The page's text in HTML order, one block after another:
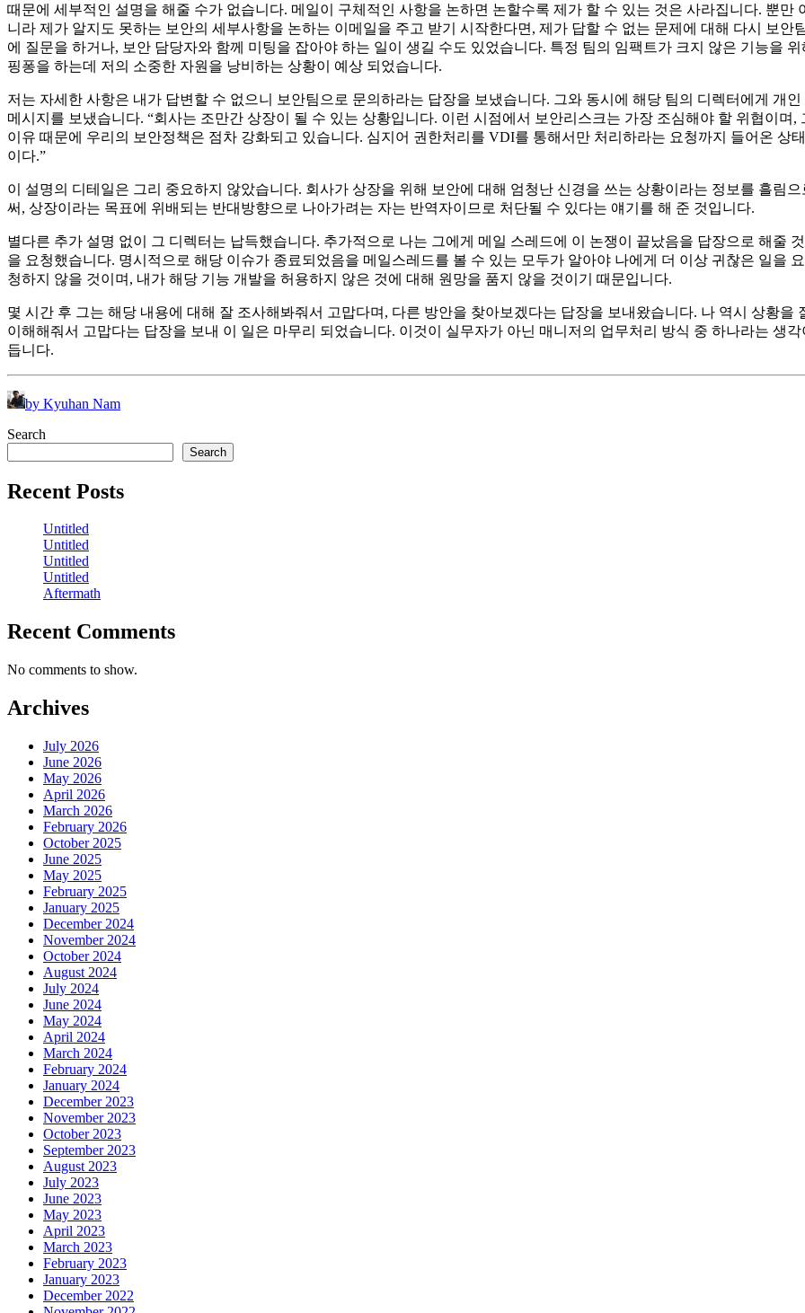
때문에 세부적인 설명을 해줄 수가 없습니다. 메일이 구체적인 사항을 논하면 논할수록 제가 할 수 있는 것은 사라집니다. 뿐만
니라 제가 알지도 못하는 보안의 세부사항을 논하는 이메일을 주고 받기 시작한다면, 제가 답할 수 없는 문제에 대해 다시 보안
에 질문을 하거나, 보안 담당자와 함께 미팅을 잡아야 하는 일이 생길 수도 있었습니다. 특정 팀의 임팩트가 크지 않은 기능을 위
핑퐁을 하는데 저의 소중한 자원을 낭비하는 상황이 예상 되었습니다.
저는 자세한 사항은 내가 답변할 수 없으니 보안팀으로 문의하라는 답장을 보냈습니다. 그와 동시에 해당 팀의 디렉터에게 개인
메시지를 보냈습니다. “회사는 조만간 상장이 될 수 있는 상황입니다. 이런 시점에서 보안리스크는 가장 조심해야 할 위협이며,
이유 때문에 우리의 보안정책은 점차 강화되고 있습니다. 심지어 권한처리를 VDI를 통해서만 처리하라는 요청까지 들어온 상태
이다.”
이 설명의 디테일은 그리 중요하지 않았습니다. 회사가 상장을 위해 보안에 대해 엄청난 신경을 쓰는 상황이라는 정보를 흘림으
써, 상장이라는 목표에 위배되는 반대방향으로 나아가려는 자는 반역자이므로 처단될 수 있다는 얘기를 해 준 것입니다.
별다른 추가 설명 없이 그 디렉터는 납득했습니다. 추가적으로 나는 그에게 메일 스레드에 이 논쟁이 끝났음을 답장으로 해줄 것
을 요청했습니다. 명시적으로 해당 이슈가 종료되었음을 메일스레드를 볼 수 있는 모두가 알아야 나에게 더 이상 귀찮은 일을 요
청하지 않을 것이며, 내가 해당 기능 개발을 허용하지 않은 것에 대해 원망을 품지 않을 것이기 때문입니다.
몇 시간 후 그는 해당 내용에 대해 잘 조사해봐줘서 고맙다며, 다른 방안을 찾아보겠다는 답장을 보내왔습니다. 나 역시 상황을
이해해줘서 고맙다는 답장을 보내 이 일은 마무리 되었습니다. 이것이 실무자가 아닌 매니저의 업무처리 방식 중 하나라는 생각
듭니다.
by Kyuhan Nam
Search
Search
Recent Posts
Untitled
Untitled
Untitled
Untitled
Aftermath
Recent Comments
No comments to show.
Archives
July 2026
June 2026
May 2026
April 2026
March 2026
February 2026
October 2025
June 2025
May 2025
February 2025
January 2025
December 2024
November 2024
October 2024
August 2024
July 2024
June 2024
May 2024
April 2024
March 2024
February 2024
January 2024
December 2023
November 2023
October 2023
September 2023
August 2023
July 2023
June 2023
May 2023
April 2023
March 2023
February 2023
January 2023
December 2022